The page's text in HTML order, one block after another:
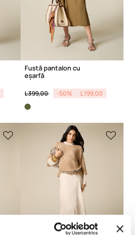
Fustă pantalon cu
eșarfă
Price reduced from
L 399,00 to -50% L 199,00